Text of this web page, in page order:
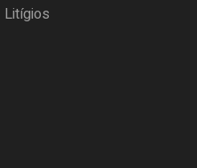
Litígios